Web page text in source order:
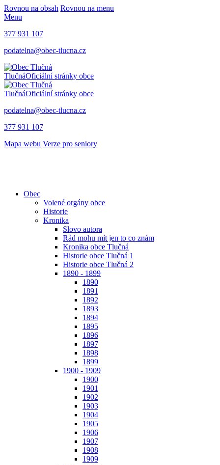
Rovnou na obsah Rovnou na menu
Menu
377 931 107
podatelna@obec-tlucna.cz
TlučnáOficiální stránky obce
TlučnáOficiální stránky obce
podatelna@obec-tlucna.cz
377 931 107
Mapa webu Verze pro seniory
Obec
Volené orgány obce
Historie
Kronika
Slovo autora
Rád mohu mít jen to co znám
Kronika obce Tlučná
Historie obce Tlučná 1
Historie obce Tlučná 2
1890 - 1899
1890
1891
1892
1893
1894
1895
1896
1897
1898
1899
1900 - 1909
1900
1901
1902
1903
1904
1905
1906
1907
1908
1909